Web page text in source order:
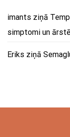
imants ziņā
simptomi un
Eriks ziņā